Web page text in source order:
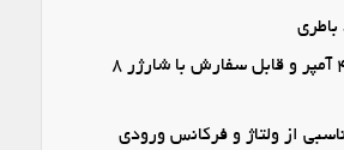
باطری
دارای شارژر ۴ آمپر و قابل سفارش با شارژر ۸
از ولتاژ و فرکانس ورودی